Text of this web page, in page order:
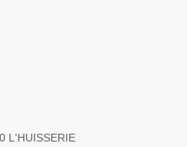
L'HUISSERIE